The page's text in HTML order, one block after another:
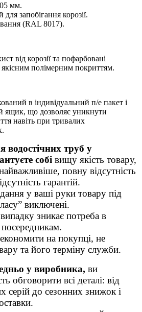
мм.
запобігання корозії.
(RAL 8017).
від корозії та пофарбовані
полімерним покриттям.
в індивідуальний п/е пакет і
ящик, що дозволяє уникнути
навіть при тривалих
труб у
собі вищу якість товару,
повну відсутність
гарантій.
у ваші руки товару під
виключені.
зникає потреба в
на покупці, не
та його терміну служби.
у виробника, ви
обговорити всі деталі: від
серій до сезонних знижок і